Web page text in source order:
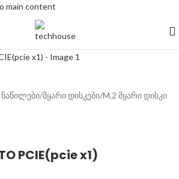
main content
/მყარი დისკები/M.2 მყარი დისკი
PCIE(pcie x1)